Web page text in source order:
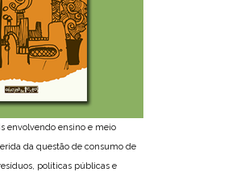
envolvendo ensino e meio
da questão de consumo de
políticas públicas e